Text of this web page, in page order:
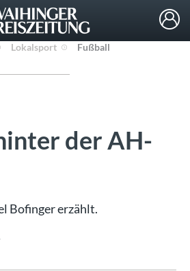
Lokalsport Fußball
der AH-
Bofinger erzählt.